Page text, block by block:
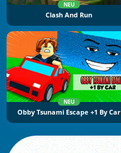
NEU
Clash And Run
NEU
Obby Tsunami Escape +1 By Car